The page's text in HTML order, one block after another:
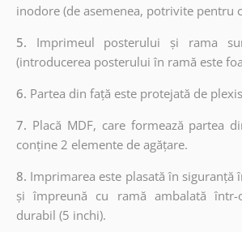
inodore (de asemenea, potrivite pentru
5. Imprimeul posterului și rama
(introducerea posterului în ramă este
6. Partea din față este protejată de
7. Placă MDF, care formează partea
conține 2 elemente de agățare.
8. Imprimarea este plasată în siguranță
și împreună cu ramă ambalată
durabil (5 inchi).